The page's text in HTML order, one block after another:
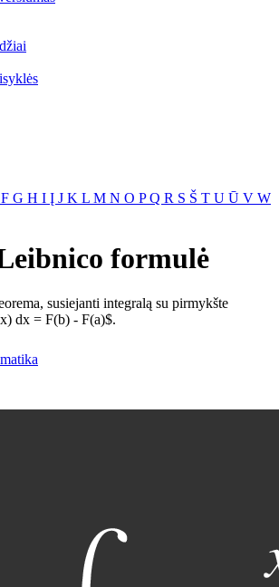
F G H I Į J K L M N O PQ R S Š T U Ū V W
formulė
susiejanti integralą su pirmykšte
dx = F(b) - F(a)$.